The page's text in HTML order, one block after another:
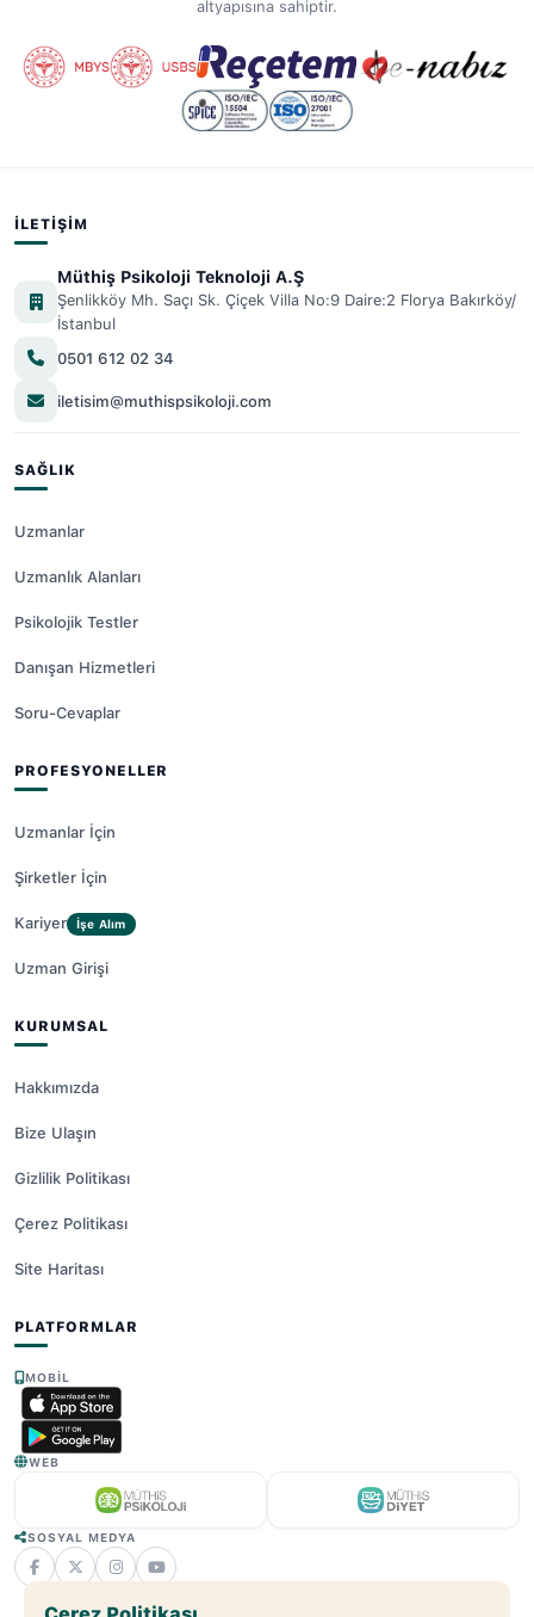
altyapısına sahiptir.
İLETIŞIM
Müthiş Psikoloji Teknoloji A.Ş
Şenlikköy Mh. Saçı Sk. Çiçek Villa No:9 Daire:2 Florya Bakırköy/
İstanbul
0501 612 02 34
iletisim@muthispsikoloji.com
SAĞLIK
Uzmanlar
Uzmanlık Alanları
Psikolojik Testler
Danışan Hizmetleri
Soru-Cevaplar
PROFESYONELLER
Uzmanlar İçin
Şirketler İçin
Kariyer İşe Alım
Uzman Girişi
KURUMSAL
Hakkımızda
Bize Ulaşın
Gizlilik Politikası
Çerez Politikası
Site Haritası
PLATFORMLAR
MOBIL
WEB
SOSYAL MEDYA